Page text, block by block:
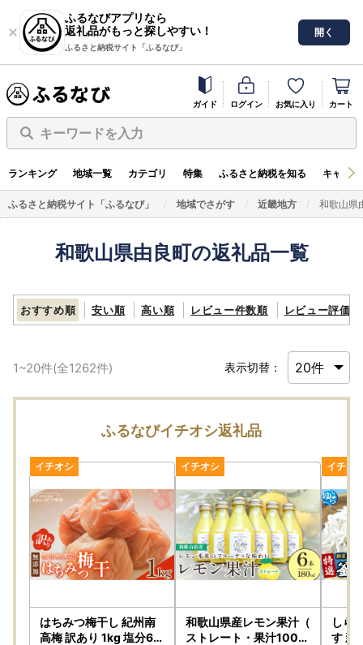
ふるなびアプリなら
返礼品がもっと探しやすい！
ふるさと納税サイト「ふるなび」
開く
ガイド ログイン お気に入り カート
キーワードを入力
ランキング 地域一覧 カテゴリ 特集 ふるさと納税を知る キャン
ふるさと納税サイト「ふるなび」 地域でさがす 近畿地方 和歌山県
和歌山県由良町の返礼品一覧
おすすめ順 安い順 高い順 レビュー件数順 レビュー評価順
1~20件(全1262件) 表示切替：
ふるなびイチオシ返礼品
はちみつ梅干し 紀州南
高梅 訳あり 1kg 塩分6%
和歌山県産レモン果汁（
ストレート・果汁100%
しら
す 新